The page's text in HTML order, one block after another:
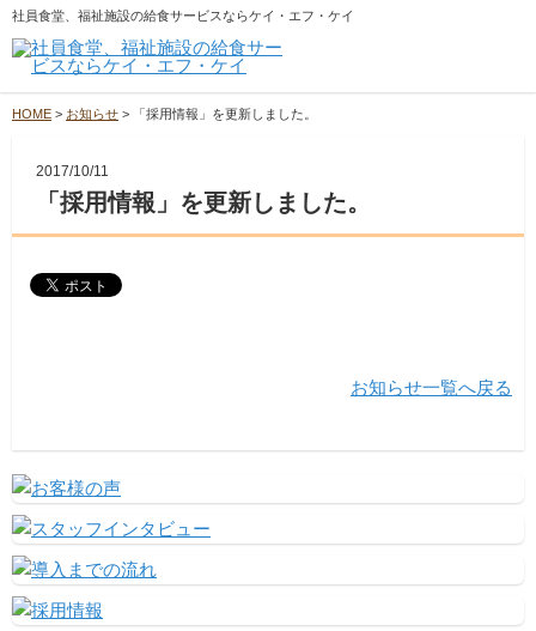
社員食堂、福祉施設の給食サービスならケイ・エフ・ケイ
HOME > お知らせ > 「採用情報」を更新しました。
2017/10/11
「採用情報」を更新しました。
お知らせ一覧へ戻る